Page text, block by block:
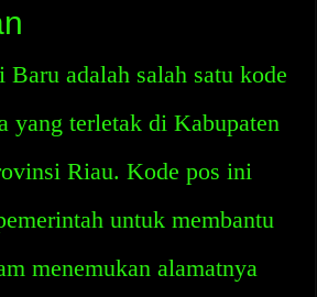
Baru adalah salah satu kode
yang terletak di Kabupaten
Riau. Kode pos ini
untuk membantu
menemukan alamatnya